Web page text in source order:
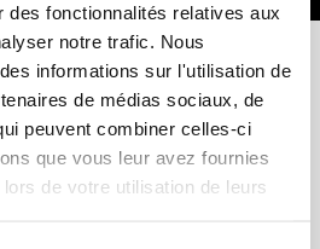
des fonctionnalités relatives aux
notre trafic. Nous
informations sur l'utilisation de
de médias sociaux, de
peuvent combiner celles-ci
que vous leur avez fournies
de votre utilisation de leurs